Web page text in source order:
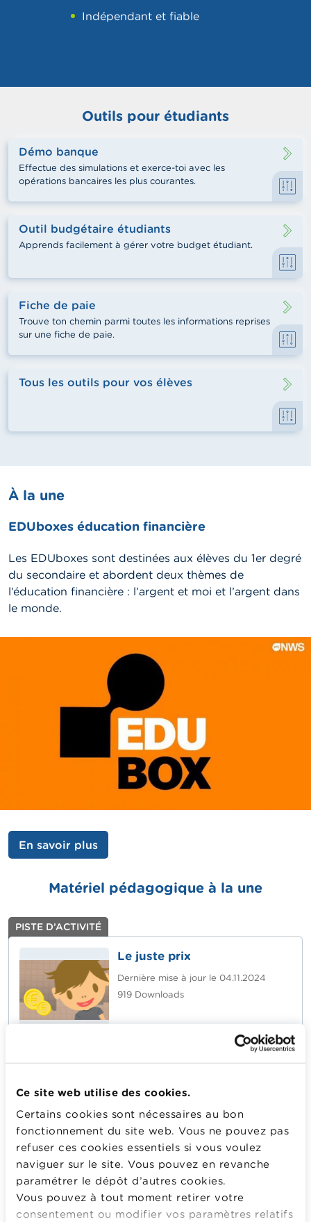
Ce site web utilise des cookies.
Certains cookies sont nécessaires au bon
fonctionnement du site web. Vous ne pouvez pas
refuser ces cookies essentiels si vous voulez
naviguer sur le site. Vous pouvez en revanche
paramétrer le dépôt d’autres cookies.
Vous pouvez à tout moment retirer votre
consentement ou modifier vos paramètres relatifs
Indépendant et fiable
Outils pour étudiants
Démo banque
Effectue des simulations et exerce-toi avec les
opérations bancaires les plus courantes.
Outil budgétaire étudiants
Apprends facilement à gérer votre budget étudiant.
Fiche de paie
Trouve ton chemin parmi toutes les informations reprises
sur une fiche de paie.
Tous les outils pour vos élèves
À la une
EDUboxes éducation financière
Les EDUboxes sont destinées aux élèves du 1er degré
du secondaire et abordent deux thèmes de
l’éducation financière : l’argent et moi et l’argent dans
le monde.
En savoir plus
Matériel pédagogique à la une
PISTE D’ACTIVITÉ
Le juste prix
Dernière mise à jour le 04.11.2024
919 Downloads
Payer le juste prix en utilisant les pieces et les billets
nécessaires.
Plus d'information
CETTE PISTE D’ACTIVITÉ, CONNECTEZ-VOUS OU
CRÉEZ VOTRE COMPTE.
Vous connecter C'est gratuit !
Pas encore enregistré ? Créer votre compte